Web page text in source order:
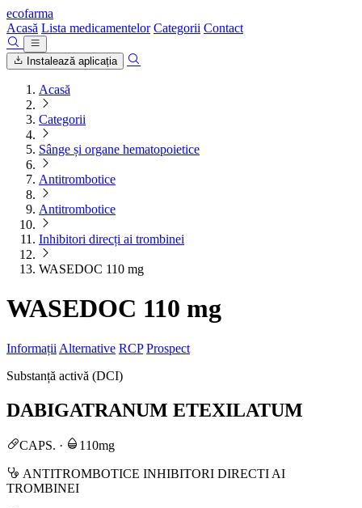
ecofarma
Acasă Lista medicamentelor Categorii Contact
Instalează aplicația
Acasă
Categorii
Sânge și organe hematopoietice
Antitrombotice
Antitrombotice
Inhibitori direcți ai trombinei
WASEDOC 110 mg
WASEDOC 110 mg
Informații Alternative RCP Prospect
Substanță activă (DCI)
DABIGATRANUM ETEXILATUM
CAPS. · 110mg
ANTITROMBOTICE INHIBITORI DIRECTI AI
TROMBINEI